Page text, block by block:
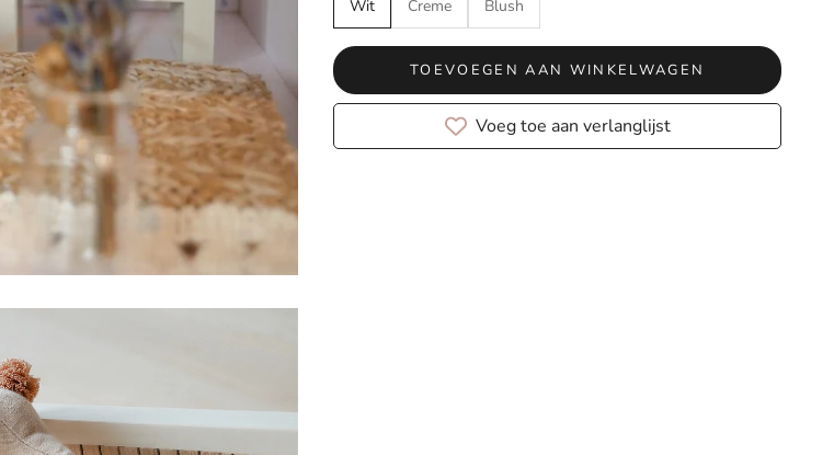
Wit
Creme Blush
TOEVOEGEN AAN WINKELWAGEN
Voeg toe aan verlanglijst